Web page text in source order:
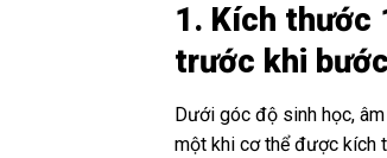
1. Kích thước
trước khi
Dưới góc độ sinh học,
một khi cơ thể được kích